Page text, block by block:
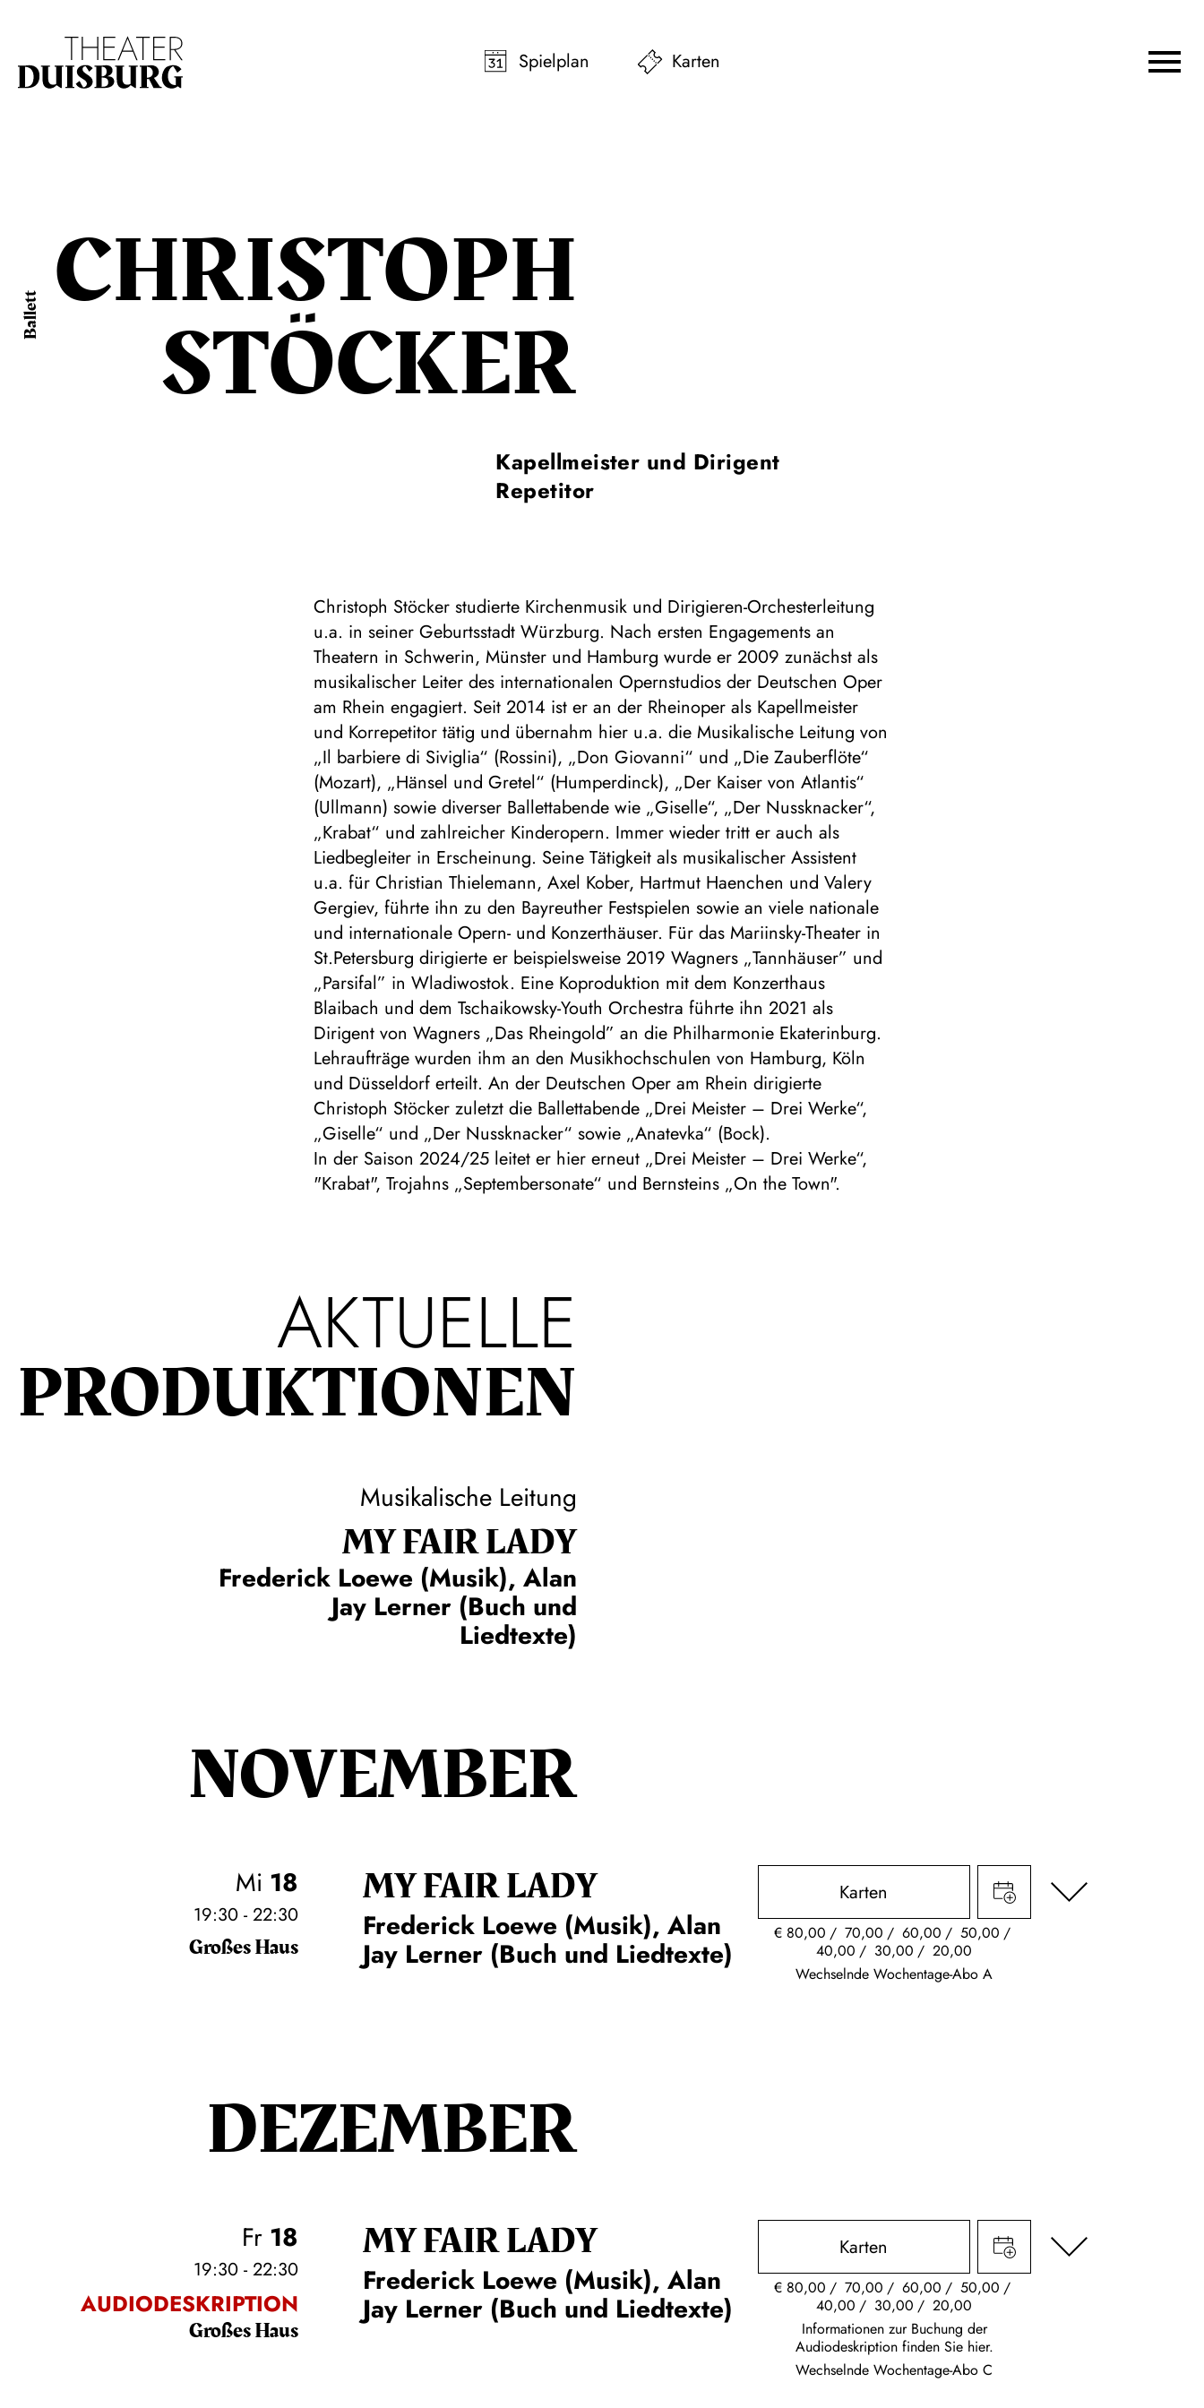
Spielplan
Karten
Ballett CHRISTOPH
STÖCKER
Kapellmeister und Dirigent
Repetitor
Christoph Stöcker studierte Kirchenmusik und Dirigieren-Orchesterleitung
u.a. in seiner Geburtsstadt Würzburg. Nach ersten Engagements an
Theatern in Schwerin, Münster und Hamburg wurde er 2009 zunächst als
musikalischer Leiter des internationalen Opernstudios der Deutschen Oper
am Rhein engagiert. Seit 2014 ist er an der Rheinoper als Kapellmeister
und Korrepetitor tätig und übernahm hier u.a. die Musikalische Leitung von
„Il barbiere di Siviglia“ (Rossini), „Don Giovanni“ und „Die Zauberflöte“
(Mozart), „Hänsel und Gretel“ (Humperdinck), „Der Kaiser von Atlantis“
(Ullmann) sowie diverser Ballettabende wie „Giselle“, „Der Nussknacker“,
„Krabat“ und zahlreicher Kinderopern. Immer wieder tritt er auch als
Liedbegleiter in Erscheinung. Seine Tätigkeit als musikalischer Assistent
u.a. für Christian Thielemann, Axel Kober, Hartmut Haenchen und Valery
Gergiev, führte ihn zu den Bayreuther Festspielen sowie an viele nationale
und internationale Opern- und Konzerthäuser. Für das Mariinsky-Theater in
St.Petersburg dirigierte er beispielsweise 2019 Wagners „Tannhäuser” und
„Parsifal” in Wladiwostok. Eine Koproduktion mit dem Konzerthaus
Blaibach und dem Tschaikowsky-Youth Orchestra führte ihn 2021 als
Dirigent von Wagners „Das Rheingold” an die Philharmonie Ekaterinburg.
Lehraufträge wurden ihm an den Musikhochschulen von Hamburg, Köln
und Düsseldorf erteilt. An der Deutschen Oper am Rhein dirigierte
Christoph Stöcker zuletzt die Ballettabende „Drei Meister – Drei Werke“,
„Giselle“ und „Der Nussknacker“ sowie „Anatevka“ (Bock).
In der Saison 2024/25 leitet er hier erneut „Drei Meister – Drei Werke“,
"Krabat", Trojahns „Septembersonate“ und Bernsteins „On the Town".
AKTUELLE
PRODUKTIONEN
Musikalische Leitung
MY FAIR LADY
Frederick Loewe (Musik), Alan
Jay Lerner (Buch und
Liedtexte)
NOVEMBER
Mi 18
19:30 - 22:30
Großes Haus
MY FAIR LADY
Frederick Loewe (Musik), Alan
Jay Lerner (Buch und Liedtexte)
Karten
€ 80,00 70,00 60,00
50,00
40,00
30,00
20,00
Wechselnde Wochentage-Abo A
DEZEMBER
Fr 18
19:30 - 22:30
AUDIODESKRIPTION
Großes Haus
MY FAIR LADY
Frederick Loewe (Musik), Alan
Jay Lerner (Buch und Liedtexte)
Karten
€ 80,00 70,00 60,00
50,00
40,00
30,00
20,00
Informationen zur Buchung der
Audiodeskription finden Sie hier.
Wechselnde Wochentage-Abo C